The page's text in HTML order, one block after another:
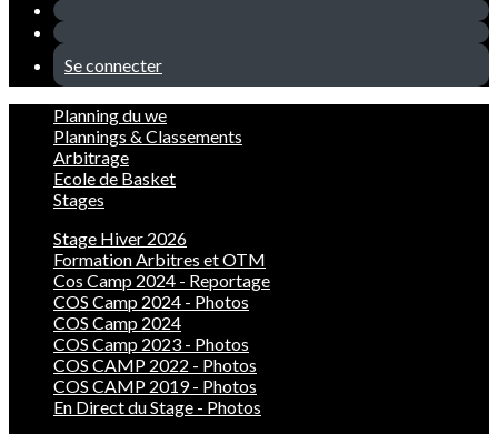
Se connecter
Planning du we
Plannings & Classements
Arbitrage
Ecole de Basket
Stages
Stage Hiver 2026
Formation Arbitres et OTM
Cos Camp 2024 - Reportage
COS Camp 2024 - Photos
COS Camp 2024
COS Camp 2023 - Photos
COS CAMP 2022 - Photos
COS CAMP 2019 - Photos
En Direct du Stage - Photos